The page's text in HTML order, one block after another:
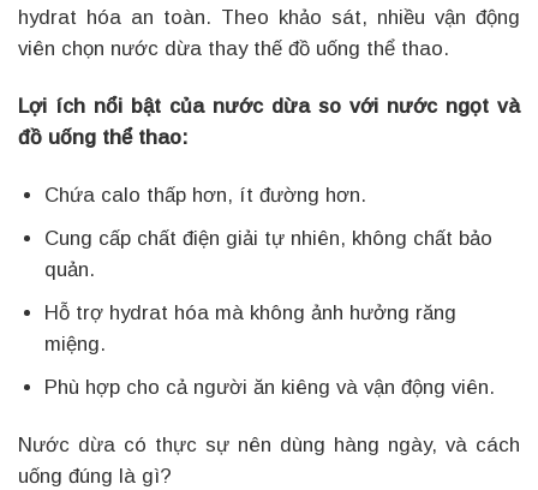
hydrat hóa an toàn. Theo khảo sát, nhiều vận động
viên chọn nước dừa thay thế đồ uống thể thao.
Lợi ích nổi bật của nước dừa so với nước ngọt và
đồ uống thể thao:
Chứa calo thấp hơn, ít đường hơn.
Cung cấp chất điện giải tự nhiên, không chất bảo
quản.
Hỗ trợ hydrat hóa mà không ảnh hưởng răng
miệng.
Phù hợp cho cả người ăn kiêng và vận động viên.
Nước dừa có thực sự nên dùng hàng ngày, và cách
uống đúng là gì?